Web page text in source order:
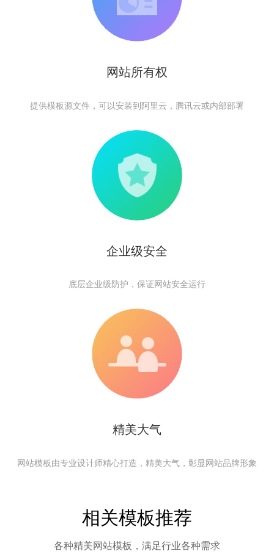
网站所有权
提供模板源文件，可以安装到阿里云，腾讯云或内部部署
企业级安全
底层企业级防护，保证网站安全运行
精美大气
网站模板由专业设计师精心打造，精美大气，彰显网站品牌形象
相关模板推荐
各种精美网站模板，满足行业各种需求